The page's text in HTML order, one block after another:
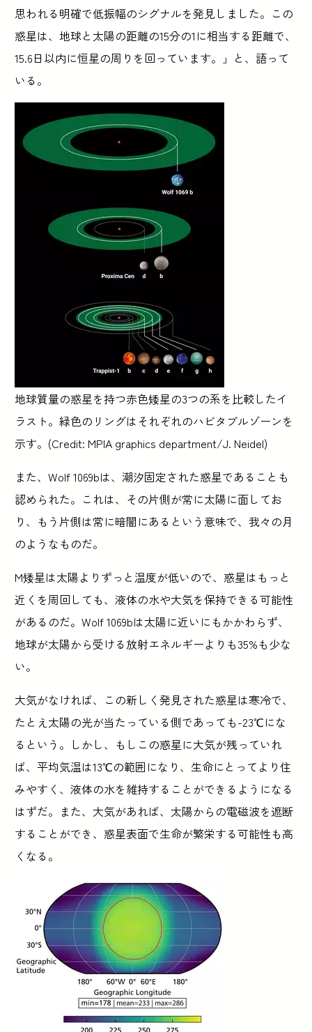
思われる明確で低振幅のシグナルを発見しました。この
惑星は、地球と太陽の距離の15分の1に相当する距離で、
15.6日以内に恒星の周りを回っています。」と、語って
いる。
地球質量の惑星を持つ赤色矮星の3つの系を比較したイ
ラスト。緑色のリングはそれぞれのハビタブルゾーンを
示す。(Credit: MPIA graphics department/J. Neidel)
また、Wolf 1069bは、潮汐固定された惑星であることも
認められた。これは、その片側が常に太陽に面してお
り、もう片側は常に暗闇にあるという意味で、我々の月
のようなものだ。
M矮星は太陽よりずっと温度が低いので、惑星はもっと
近くを周回しても、液体の水や大気を保持できる可能性
があるのだ。Wolf 1069bは太陽に近いにもかかわらず、
地球が太陽から受ける放射エネルギーよりも35%も少な
い。
大気がなければ、この新しく発見された惑星は寒冷で、
たとえ太陽の光が当たっている側であっても-23℃にな
るという。しかし、もしこの惑星に大気が残っていれ
ば、平均気温は13℃の範囲になり、生命にとってより住
みやすく、液体の水を維持することができるようになる
はずだ。また、大気があれば、太陽からの電磁波を遮断
することができ、惑星表面で生命が繁栄する可能性も高
くなる。